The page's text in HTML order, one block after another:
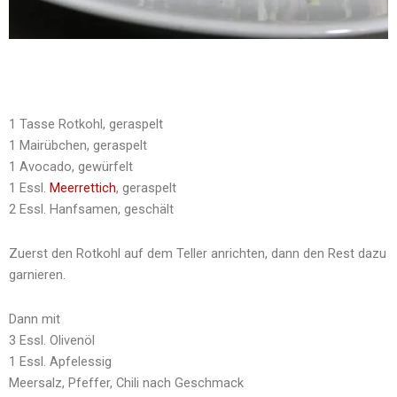
1 Tasse Rotkohl, geraspelt
1 Mairübchen, geraspelt
1 Avocado, gewürfelt
1 Essl. Meerrettich, geraspelt
2 Essl. Hanfsamen, geschält
Zuerst den Rotkohl auf dem Teller anrichten, dann den Rest dazu
garnieren.
Dann mit
3 Essl. Olivenöl
1 Essl. Apfelessig
Meersalz, Pfeffer, Chili nach Geschmack